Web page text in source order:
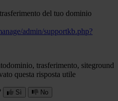
del tuo dominio
admin/supportkb.php?
trasferimento, siteground
questa risposta utile
Sì No